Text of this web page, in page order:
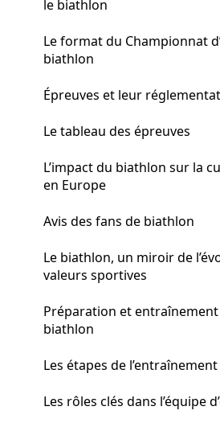
le biathlon
Le format du Championnat
biathlon
Épreuves et leur
Le tableau des épreuves
L’impact du biathlon sur la
en Europe
Avis des fans de biathlon
Le biathlon, un miroir de
valeurs sportives
Préparation et
biathlon
Les étapes de l’entraînement
Les rôles clés dans l’équipe